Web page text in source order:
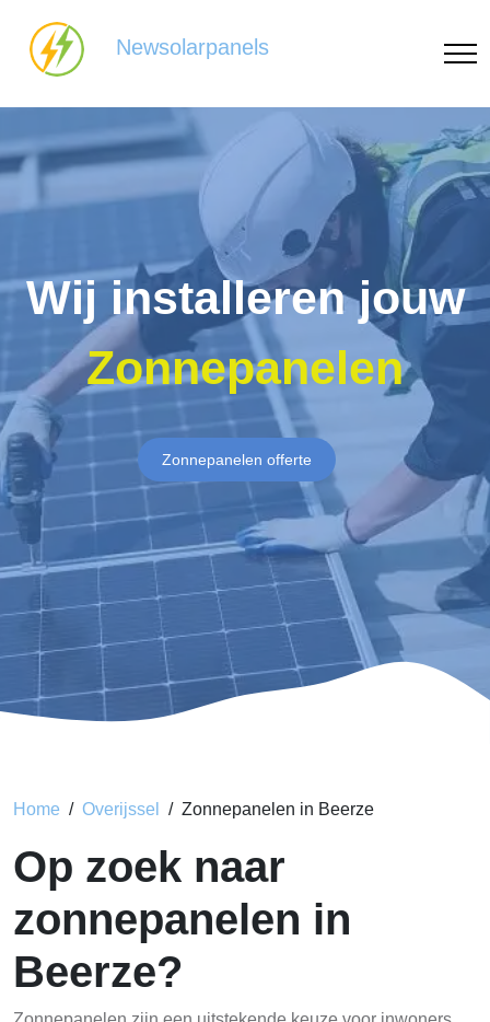
Newsolarpanels
Wij installeren jouw
Zonnepanelen
Zonnepanelen offerte
Home Overijssel Zonnepanelen in Beerze
Op zoek naar
zonnepanelen in
Beerze?